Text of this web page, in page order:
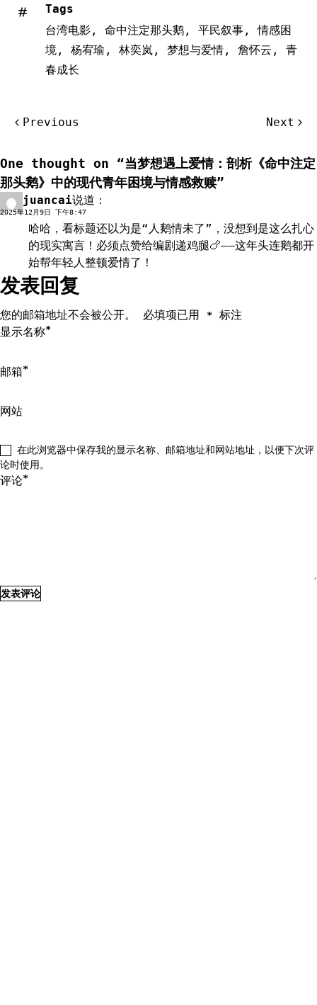
Tags
台湾电影 , 命中注定那头鹅 , 平民叙事 ,情感困
境 , 杨宥瑜 , 林奕岚 , 梦想与爱情 , 詹怀云 , 青
春成长
航
Previous Next
One thought on “当梦想遇上爱情：剖析《命中注定
那头鹅》中的现代青年困境与情感救赎”
juancai说道：
2025年12月9日 下午8:47
哈哈，看标题还以为是“人鹅情未了”，没想到是这么扎心
的现实寓言！必须点赞给编剧递鸡腿🍗——这年头连鹅都开
始帮年轻人整顿爱情了！
发表回复
您的邮箱地址不会被公开。 必填项已用 * 标注
评论*
显示名称*
邮箱*
网站
在此浏览器中保存我的显示名称、邮箱地址和网站地址，以便下次评
论时使用。